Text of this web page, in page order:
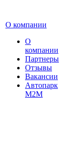
О компании
О
компании
Партнеры
Отзывы
Вакансии
Автопарк
М2М